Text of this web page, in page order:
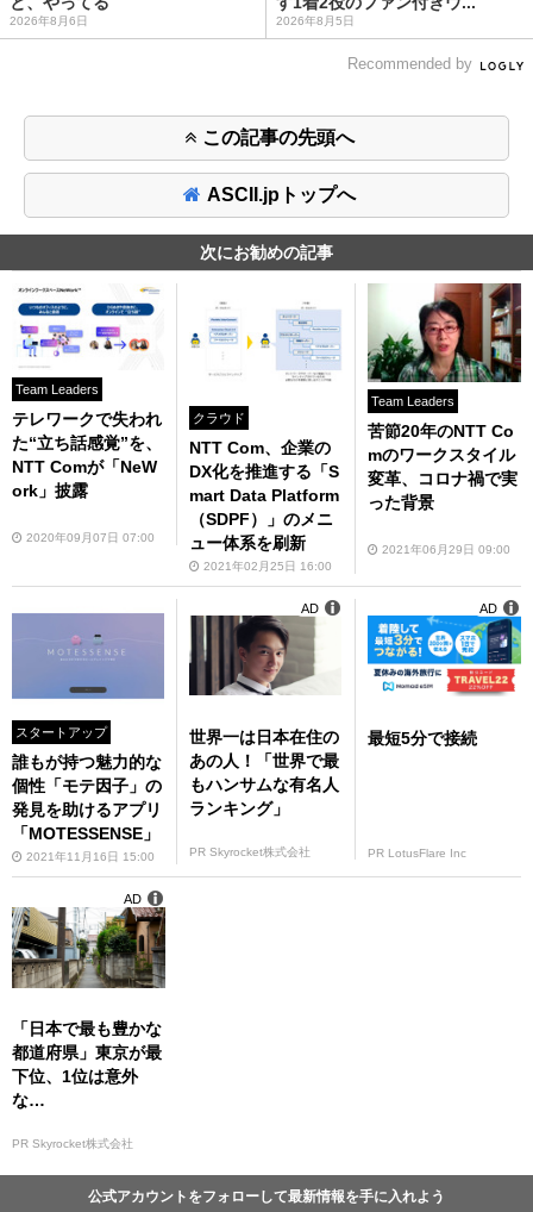
2026年8月6日 2026年8月5日
Recommended by
この記事の先頭へ
ASCII.jpトップへ
次にお勧めの記事
Team Leaders
テレワークで失われ
た“立ち話感覚”を、
NTT Comが「NeW
ork」披露
2020年09月07日 07:00
クラウド
NTT Com、企業の
DX化を推進する「S
mart Data Platform
（SDPF）」のメニ
ュー体系を刷新
2021年02月25日 16:00
Team Leaders
苦節20年のNTT Co
mのワークスタイル
変革、コロナ禍で実
った背景
2021年06月29日 09:00
スタートアップ
誰もが持つ魅力的な
個性「モテ因子」の
発見を助けるアプリ
「MOTESSENSE」
2021年11月16日 15:00
世界一は日本在住の
あの人！「世界で最
もハンサムな有名人
ランキング」
PR Skyrocket株式会社
AD
最短5分で接続
PR LotusFlare Inc
AD
「日本で最も豊かな
都道府県」東京が最
下位、1位は意外
な…
PR Skyrocket株式会社
AD
公式アカウントをフォローして最新情報を手に入れよう